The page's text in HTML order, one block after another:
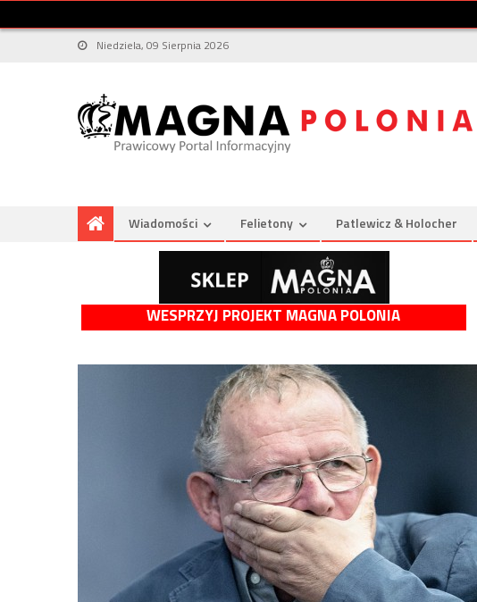
Niedziela, 09 Sierpnia 2026
Wiadomości Felietony Patlewicz & Holocher
WESPRZYJ PROJEKT MAGNA POLONIA